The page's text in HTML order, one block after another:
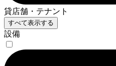
貸店舗・テナント
すべて表示する
設備